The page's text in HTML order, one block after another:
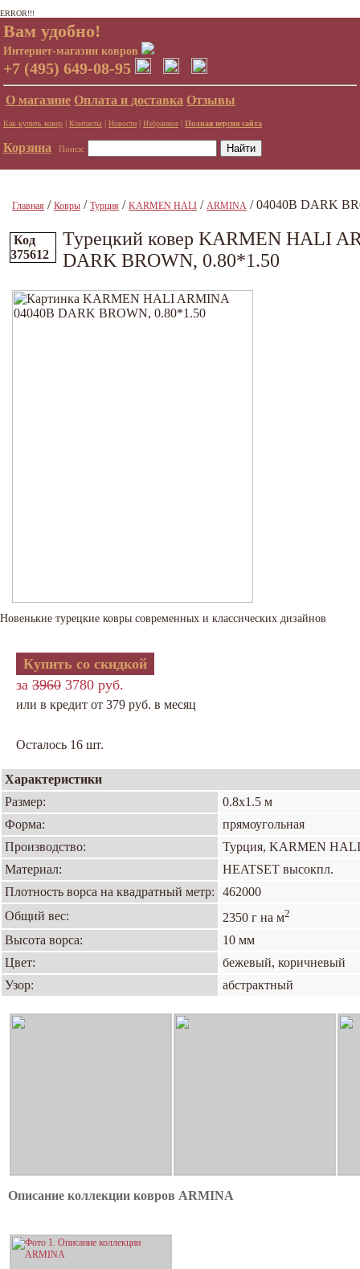
ERROR!!!
Вам удобно!
Интернет-магазин ковров
+7 (495) 649-08-95
О магазине Оплата и доставка Отзывы
Как купить ковер | Контакты | Новости | Избранное | Полная версия сайта
Корзина Поиск:
Главная / Ковры / Турция / KARMEN HALI / ARMINA / 04040B DARK
Код
375612
Турецкий ковер KARMEN HALI
DARK BROWN, 0.80*1.50
Новенькие турецкие ковры современных и классических дизайнов
Купить со скидкой
за 3960 3780 руб.
или в кредит от 379 руб. в месяц
Осталось 16 шт.
Характеристики
Размер:
0.8х1.5 м
Форма:
прямоугольная
Производство:
Турция, KARMEN HALI
Материал:
HEATSET высокпл.
Плотность ворса на квадратный метр:
462000
Общий вес:
2350 г на м2
Высота ворса:
10 мм
Цвет:
бежевый, коричневый
Узор:
абстрактный
Описание коллекции ковров ARMINA